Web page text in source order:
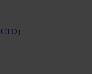
）